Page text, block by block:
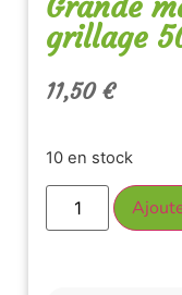
grillage
11,50 €
10 en stock